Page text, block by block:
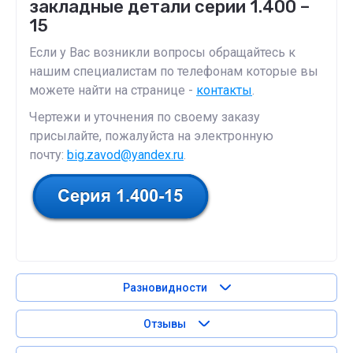
закладные детали серии 1.400 –
15
Если у Вас возникли вопросы обращайтесь к
нашим специалистам по телефонам которые вы
можете найти на странице - контакты.
Чертежи и уточнения по своему заказу
присылайте, пожалуйста на электронную
почту: big.zavod@yandex.ru.
Разновидности
Отзывы